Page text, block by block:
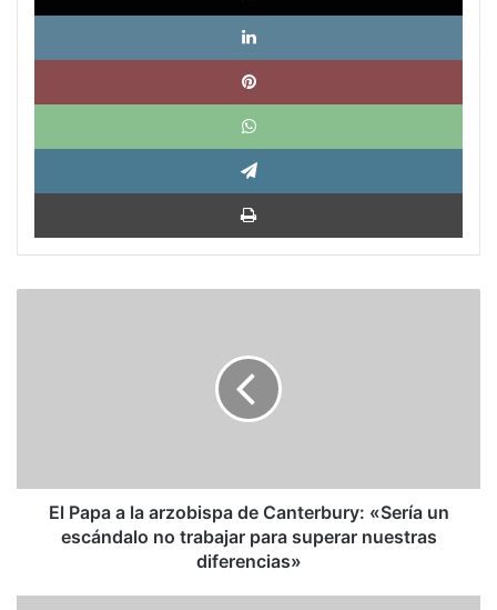
un
escándalo
El Papa a la arzobispa de Canterbury: «Sería un
escándalo no trabajar para superar nuestras
diferencias»